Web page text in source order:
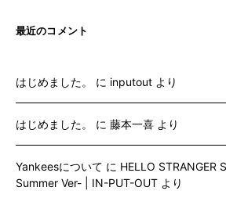
最近のコメント
はじめました。 に inputout より
はじめました。 に 藤本一喜 より
Yankeesについて に HELLO STRANGER
Summer Ver- | IN-PUT-OUT より